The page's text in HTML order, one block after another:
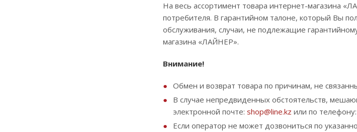
На весь ассортимент товара интернет-магазина
потребителя. В гарантийном талоне, который Вы
обслуживания, случаи, не подлежащие
магазина «ЛАЙНЕР».
Внимание!
Обмен и возврат товара по причинам, не
В случае непредвиденных обстоятельств,
электронной почте: shop@line.kz или по
Если оператор не может дозвониться по